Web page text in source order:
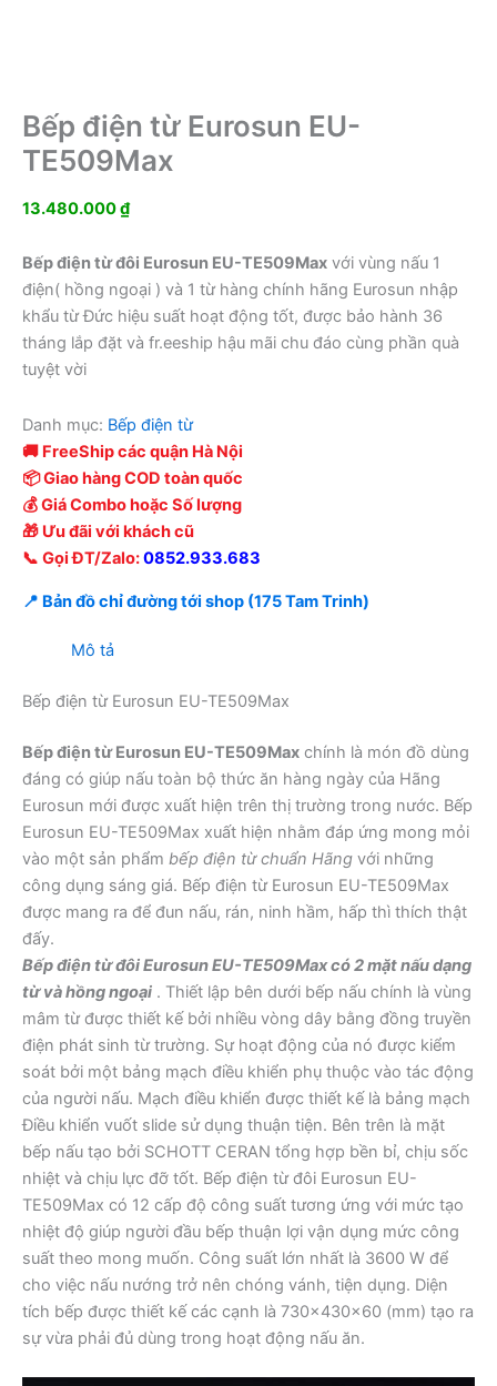
Bếp điện từ Eurosun EU-
TE509Max
13.480.000₫
Bếp điện từ đôi Eurosun EU-TE509Max với vùng nấu 1
điện( hồng ngoại ) và 1 từ hàng chính hãng Eurosun nhập
khẩu từ Đức hiệu suất hoạt động tốt, được bảo hành 36
tháng lắp đặt và fr.eeship hậu mãi chu đáo cùng phần quà
tuyệt vời
Danh mục: Bếp điện từ
🚚 FreeShip các quận Hà Nội
📦 Giao hàng COD toàn quốc
💰 Giá Combo hoặc Số lượng
🎁 Ưu đãi với khách cũ
📞 Gọi ĐT/Zalo:0852.933.683
📍 Bản đồ chỉ đường tới shop (175 Tam Trinh)
Mô tả
Bếp điện từ Eurosun EU-TE509Max
Bếp điện từ Eurosun EU-TE509Max chính là món đồ dùng
đáng có giúp nấu toàn bộ thức ăn hàng ngày của Hãng
Eurosun mới được xuất hiện trên thị trường trong nước. Bếp
Eurosun EU-TE509Max xuất hiện nhằm đáp ứng mong mỏi
vào một sản phẩm bếp điện từ chuẩn Hãng với những
công dụng sáng giá. Bếp điện từ Eurosun EU-TE509Max
được mang ra để đun nấu, rán, ninh hầm, hấp thì thích thật
đấy.
Bếp điện từ đôi Eurosun EU-TE509Max có 2 mặt nấu dạng
từ và hồng ngoại . Thiết lập bên dưới bếp nấu chính là vùng
mâm từ được thiết kế bởi nhiều vòng dây bằng đồng truyền
điện phát sinh từ trường. Sự hoạt động của nó được kiểm
soát bởi một bảng mạch điều khiển phụ thuộc vào tác động
của người nấu. Mạch điều khiển được thiết kế là bảng mạch
Điều khiển vuốt slide sử dụng thuận tiện. Bên trên là mặt
bếp nấu tạo bởi SCHOTT CERAN tổng hợp bền bỉ, chịu sốc
nhiệt và chịu lực đỡ tốt. Bếp điện từ đôi Eurosun EU-
TE509Max có 12 cấp độ công suất tương ứng với mức tạo
nhiệt độ giúp người đầu bếp thuận lợi vận dụng mức công
suất theo mong muốn. Công suất lớn nhất là 3600 W để
cho việc nấu nướng trở nên chóng vánh, tiện dụng. Diện
tích bếp được thiết kế các cạnh là 730x430x60 (mm) tạo ra
sự vừa phải đủ dùng trong hoạt động nấu ăn.